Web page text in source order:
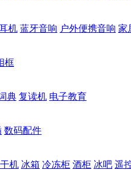
机 蓝牙音响 户外便携音响 家
框
典 复读机 电子教育
数码配件
机 冰箱 冷冻柜 酒柜 冰吧 遥